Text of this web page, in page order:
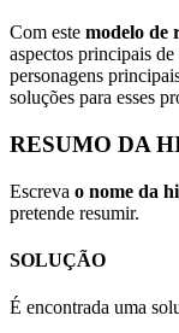
Com este modelo de
aspectos principais
personagens
soluções para esses
RESUMO DA
Escreva o nome da
pretende resumir.
SOLUÇÃO
É encontrada uma